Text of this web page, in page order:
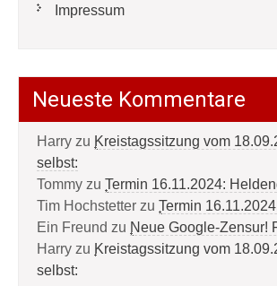
Impressum
Neueste Kommentare
Harry zu Kreistagssitzung vom
selbst:
Tommy zu Termin 16.11.2024:
Tim Hochstetter zu Termin
Ein Freund zu Neue Google-Zensur!
Harry zu Kreistagssitzung vom
selbst: